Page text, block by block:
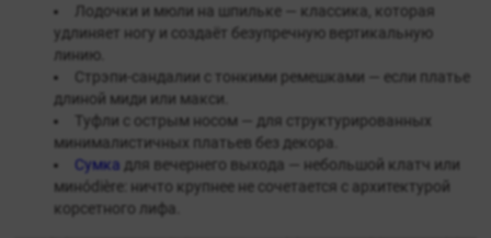
Лодочки и мюли на шпильке — классика, которая
удлиняет ногу и создаёт безупречную вертикальную
линию.
Стрэпи-сандалии с тонкими ремешками — если платье
длиной миди или макси.
Туфли с острым носом — для структурированных
минималистичных платьев без декора.
Сумка для вечернего выхода — небольшой клатч или
минódièrе: ничто крупнее не сочетается с архитектурой
корсетного лифа.